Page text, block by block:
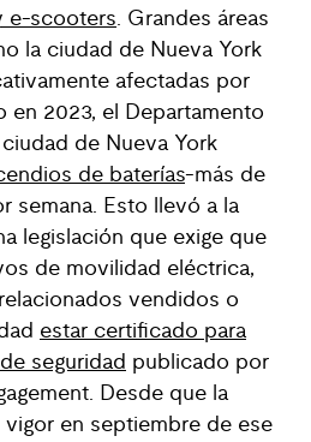
e-scooters. Grandes áreas
la ciudad de Nueva York
afectadas por
en 2023, el Departamento
de Nueva York
de baterías-más de
semana. Esto llevó a la
legislación que exige que
de movilidad eléctrica,
vendidos o
estar certificado para
seguridad publicado por
Desde que la
vigor en septiembre de ese